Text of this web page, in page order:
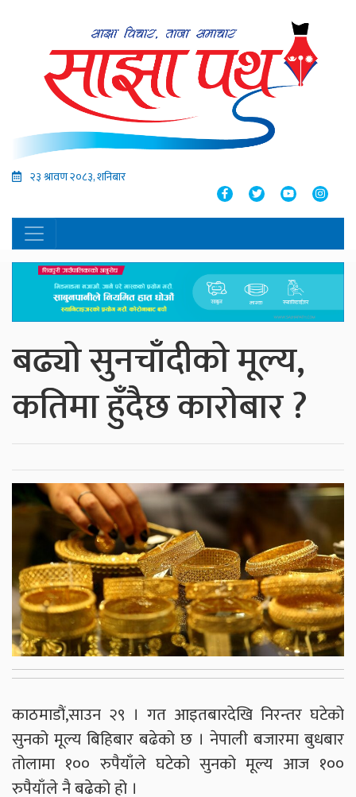
२३ श्रावण २०८३, शनिबार
बढ्याे सुनचाँदीकाे मूल्य,
कतिमा हुँदैछ काराेबार ?
काठमाडौं,साउन २९ । गत आइतबारदेखि निरन्तर घटेको
सुनको मूल्य बिहिबार बढेको छ । नेपाली बजारमा बुधबार
तोलामा १०० रुपैयाँले घटेको सुनको मूल्य आज १००
रुपैयाँले नै बढेको हो ।